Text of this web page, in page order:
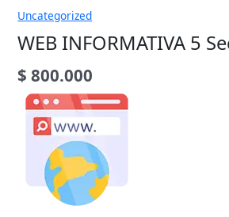
Uncategorized
WEB INFORMATIVA 5
$ 800.000